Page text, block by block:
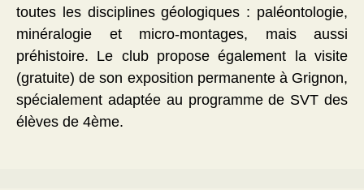
toutes les disciplines géologiques : paléontologie,
minéralogie et micro-montages, mais aussi
préhistoire. Le club propose également la visite
(gratuite) de son exposition permanente à Grignon,
spécialement adaptée au programme de SVT des
élèves de 4ème.